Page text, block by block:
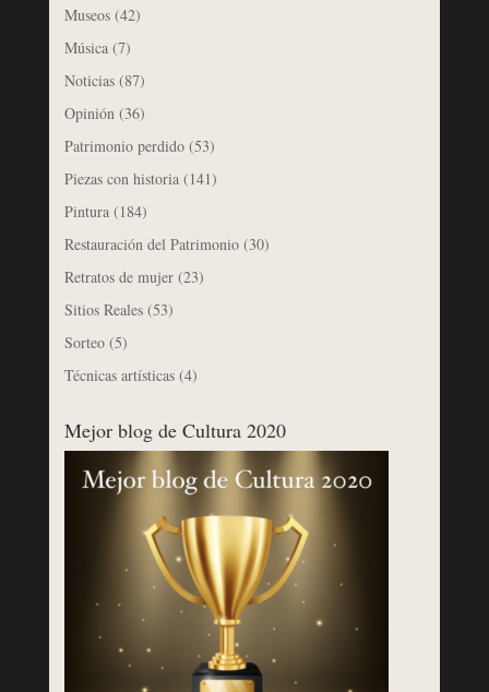
Museos(42)
Música(7)
Noticias(87)
Opinión(36)
Patrimonio perdido(53)
Piezas con historia(141)
Pintura(184)
Restauración del Patrimonio(30)
Retratos de mujer(23)
Sitios Reales(53)
Sorteo(5)
Técnicas artísticas(4)
Mejor blog de Cultura 2020